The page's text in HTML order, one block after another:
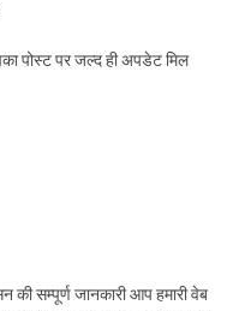
पोस्ट पर जल्द ही अपडेट मिल
की सम्पूर्ण जानकारी आप हमारी वेब